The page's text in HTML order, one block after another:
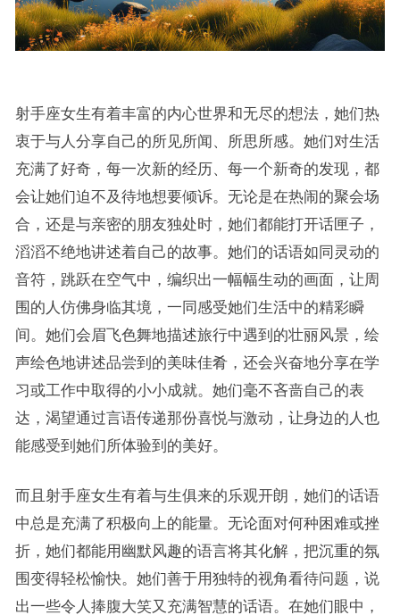
射手座女生有着丰富的内心世界和无尽的想法，她们热
衷于与人分享自己的所见所闻、所思所感。她们对生活
充满了好奇，每一次新的经历、每一个新奇的发现，都
会让她们迫不及待地想要倾诉。无论是在热闹的聚会场
合，还是与亲密的朋友独处时，她们都能打开话匣子，
滔滔不绝地讲述着自己的故事。她们的话语如同灵动的
音符，跳跃在空气中，编织出一幅幅生动的画面，让周
围的人仿佛身临其境，一同感受她们生活中的精彩瞬
间。她们会眉飞色舞地描述旅行中遇到的壮丽风景，绘
声绘色地讲述品尝到的美味佳肴，还会兴奋地分享在学
习或工作中取得的小小成就。她们毫不吝啬自己的表
达，渴望通过言语传递那份喜悦与激动，让身边的人也
能感受到她们所体验到的美好。
而且射手座女生有着与生俱来的乐观开朗，她们的话语
中总是充满了积极向上的能量。无论面对何种困难或挫
折，她们都能用幽默风趣的语言将其化解，把沉重的氛
围变得轻松愉快。她们善于用独特的视角看待问题，说
出一些令人捧腹大笑又充满智慧的话语。在她们眼中，